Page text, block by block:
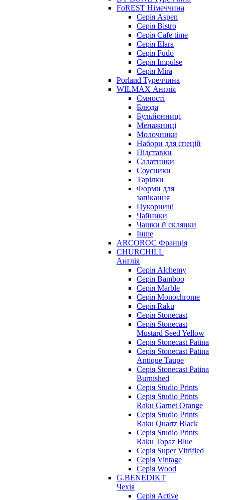
FoREST Німеччина
Серія Aspen
Серія Bistro
Серія Cafe time
Серія Elara
Серія Fudo
Серія Impulse
Серія Mira
Porland Туреччина
WILMAX Англія
Ємності
Блюда
Бульйонниці
Менажниці
Молочники
Набори для спецій
Підставки
Салатники
Соусники
Тарілки
Форми для
запікання
Цукорниці
Чайники
Чашки й склянки
Інше
ARCOROC Франція
CHURCHILL
Англія
Серія Alchemy
Серія Bamboo
Серія Marble
Серія Monochrome
Серія Raku
Серія Stonecast
Серія Stonecast
Mustard Seed Yellow
Серія Stonecast Patina
Серія Stonecast Patina
Antique Taupe
Серія Stonecast Patina
Burnished
Серія Studio Prints
Серія Studio Prints
Raku Garnet Orange
Серія Studio Prints
Raku Quartz Black
Серія Studio Prints
Raku Topaz Blue
Серія Super Vitrified
Серія Vintage
Серія Wood
G.BENEDIKT
Чехія
Cерія Active